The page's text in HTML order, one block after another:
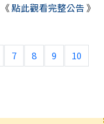
《點此觀看完整公告》
7 8 9
10